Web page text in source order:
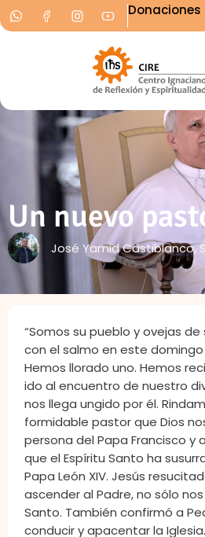
Donaciones
Un nuevo
José Yamid Castiblanco,
“Somos su pueblo y ovejas
con el salmo en este
Hemos llorado uno. Hemos
ido al encuentro de nuestro
nos llega ungido por él.
formidable pastor que Dios
persona del Papa Francisco
que el Espíritu Santo ha
Papa León XIV. Jesús
ascender al Padre, no sólo
Santo. También confirmó a
conducir y apacentar la Iglesia.